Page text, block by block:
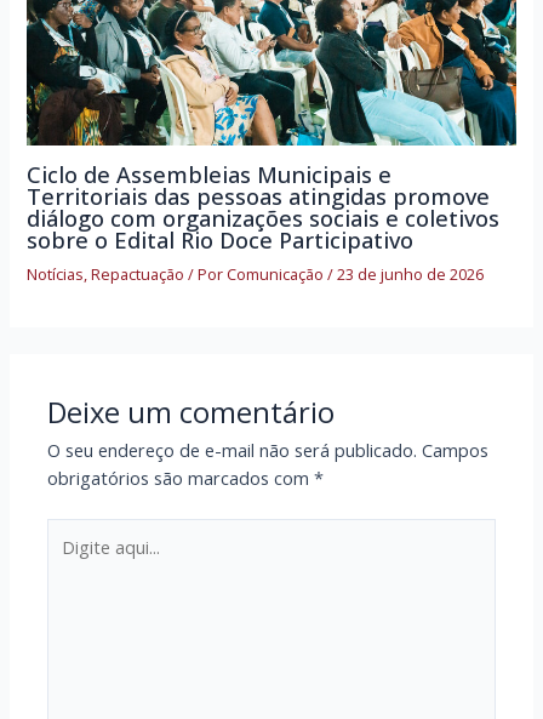
Ciclo de Assembleias Municipais e
Territoriais das pessoas atingidas promove
diálogo com organizações sociais e coletivos
sobre o Edital Rio Doce Participativo
Notícias,Repactuação / PorComunicação/23 de junho de 2026
Deixe um comentário
O seu endereço de e-mail não será publicado. Campos
obrigatórios são marcados com*
aqui...